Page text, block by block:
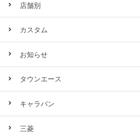
店舗別
カスタム
お知らせ
タウンエース
キャラバン
三菱